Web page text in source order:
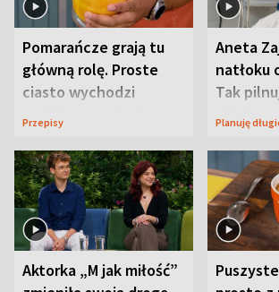
Pomarańcze grają tu
główną rolę. Proste
ciasto wychodzi
wyjątkowo wilgotne
Przepisy
Aneta
natłoku
Tak
wizyt
Planuję
Aktorka „M jak miłość”